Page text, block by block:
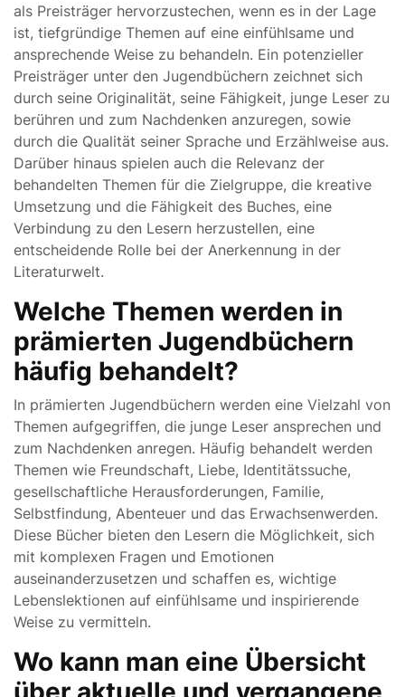
als Preisträger hervorzustechen, wenn es in der Lage
ist, tiefgründige Themen auf eine einfühlsame und
ansprechende Weise zu behandeln. Ein potenzieller
Preisträger unter den Jugendbüchern zeichnet sich
durch seine Originalität, seine Fähigkeit, junge Leser zu
berühren und zum Nachdenken anzuregen, sowie
durch die Qualität seiner Sprache und Erzählweise aus.
Darüber hinaus spielen auch die Relevanz der
behandelten Themen für die Zielgruppe, die kreative
Umsetzung und die Fähigkeit des Buches, eine
Verbindung zu den Lesern herzustellen, eine
entscheidende Rolle bei der Anerkennung in der
Literaturwelt.
Welche Themen werden in
prämierten Jugendbüchern
häufig behandelt?
In prämierten Jugendbüchern werden eine Vielzahl von
Themen aufgegriffen, die junge Leser ansprechen und
zum Nachdenken anregen. Häufig behandelt werden
Themen wie Freundschaft, Liebe, Identitätssuche,
gesellschaftliche Herausforderungen, Familie,
Selbstfindung, Abenteuer und das Erwachsenwerden.
Diese Bücher bieten den Lesern die Möglichkeit, sich
mit komplexen Fragen und Emotionen
auseinanderzusetzen und schaffen es, wichtige
Lebenslektionen auf einfühlsame und inspirierende
Weise zu vermitteln.
Wo kann man eine Übersicht